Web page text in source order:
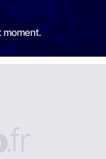
moment.